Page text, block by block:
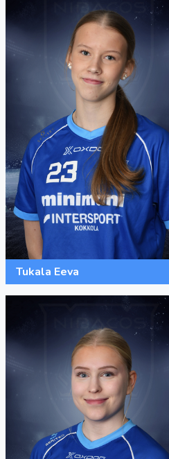
Tukala Eeva